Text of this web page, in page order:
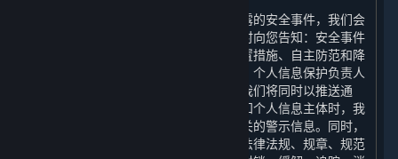
若我们确认我们的终端发生个人信息泄露的安全事件，我们会
启动应急预案，阻止安全事件扩大并及时向您告知：安全事件
的内容和影响、已采取或将要采取的处置措施、自主防范和降
低风险的建议、针对您提供的补救措施、个人信息保护负责人
或个人信息保护工作机构的联系方式。我们将同时以推送通
知、公告等形式告知您。当难以逐一告知个人信息主体时，我
们会采取合理、有效的方式发布与您有关的警示信息。同时，
我们还将根据网络安全事件的等级按照法律法规、规章、规范